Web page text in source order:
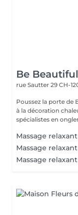
Be
rue Sautter 29 CH-
Poussez la porte de
à la décoration
spécialistes en
Massage
Massage
Massage